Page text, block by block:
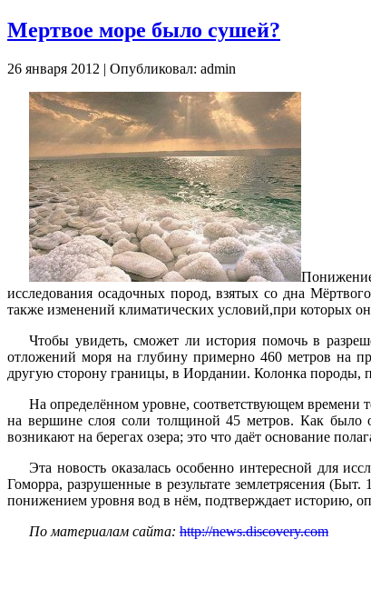
Мертвое море было сушей?
26 января 2012 | Опубликовал: admin
исследования осадочных пород, взятых со дна
также изменений климатических условий,при которых
Чтобы увидеть, сможет ли история помочь в
отложений моря на глубину примерно 460 метров на
другую сторону границы, в Иордании. Колонка породы,
На определённом уровне, соответствующем времени
на вершине слоя соли толщиной 45 метров. Как было
возникают на берегах озера; это что даёт основание
Эта новость оказалась особенно интересной для
Гоморра, разрушенные в результате землетрясения
понижением уровня вод в нём, подтверждает историю,
По материалам сайта: http://news.discovery.com